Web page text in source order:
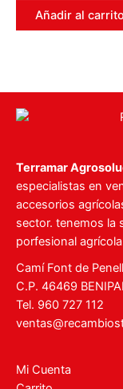
Añadir al carrito
Terramar
especialistas en
accesorios
sector. tenemos la
porfesional
Camí Font de
C.P. 46469
Tel. 960 727 112
Mi Cuenta